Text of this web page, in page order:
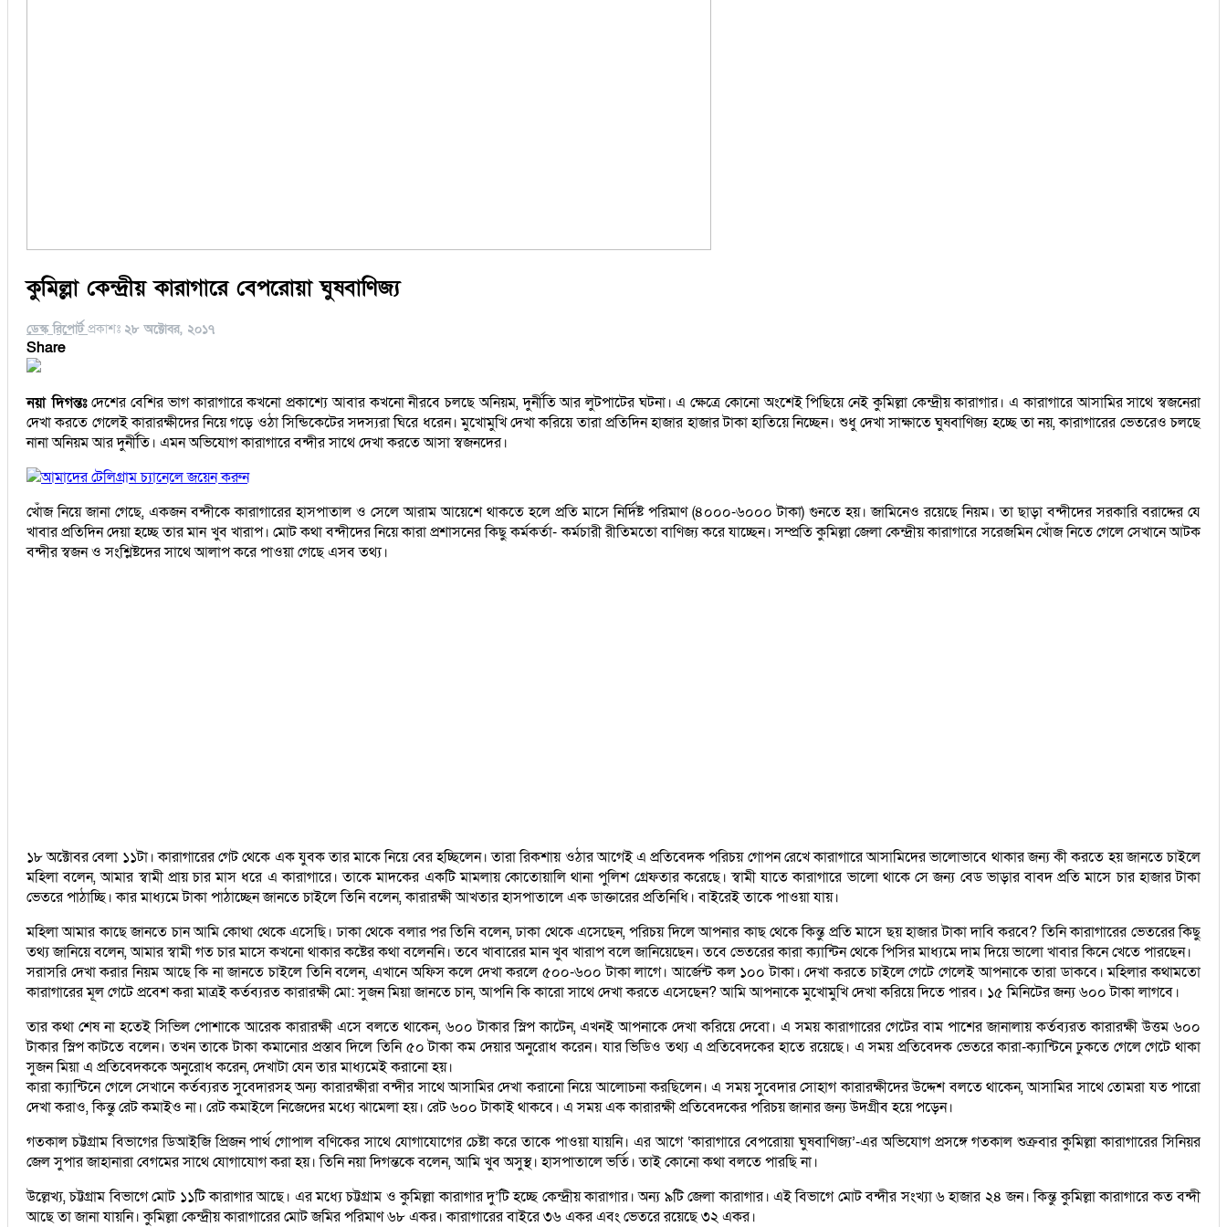
কুমিল্লা কেন্দ্রীয় কারাগারে বেপরোয়া ঘুষবাণিজ্য
ডেস্ক রিপোর্ট প্রকাশঃ ২৮ অক্টোবর, ২০১৭
Share
নয়া দিগন্তঃদেশের বেশির ভাগ কারাগারে কখনো প্রকাশ্যে আবার কখনো নীরবে চলছে অনিয়ম, দুর্নীতি আর লুটপাটের ঘটনা। এ ক্ষেত্রে কোনো অংশেই পিছিয়ে নেই কুমিল্লা কেন্দ্রীয় কারাগার। এ কারাগারে আসামির সাথে স্বজনেরা
দেখা করতে গেলেই কারারক্ষীদের নিয়ে গড়ে ওঠা সিন্ডিকেটের সদস্যরা ঘিরে ধরেন। মুখোমুখি দেখা করিয়ে তারা প্রতিদিন হাজার হাজার টাকা হাতিয়ে নিচ্ছেন। শুধু দেখা সাক্ষাতে ঘুষবাণিজ্য হচ্ছে তা নয়, কারাগারের ভেতরেও চলছে
নানা অনিয়ম আর দুর্নীতি। এমন অভিযোগ কারাগারে বন্দীর সাথে দেখা করতে আসা স্বজনদের।
আমাদের টেলিগ্রাম চ্যানেলে জয়েন করুন
খোঁজ নিয়ে জানা গেছে, একজন বন্দীকে কারাগারের হাসপাতাল ও সেলে আরাম আয়েশে থাকতে হলে প্রতি মাসে নির্দিষ্ট পরিমাণ (৪০০০-৬০০০ টাকা) গুনতে হয়। জামিনেও রয়েছে নিয়ম। তা ছাড়া বন্দীদের সরকারি বরাদ্দের যে
খাবার প্রতিদিন দেয়া হচ্ছে তার মান খুব খারাপ। মোট কথা বন্দীদের নিয়ে কারা প্রশাসনের কিছু কর্মকর্তা- কর্মচারী রীতিমতো বাণিজ্য করে যাচ্ছেন। সম্প্রতি কুমিল্লা জেলা কেন্দ্রীয় কারাগারে সরেজমিন খোঁজ নিতে গেলে সেখানে আটক
বন্দীর স্বজন ও সংশ্লিষ্টদের সাথে আলাপ করে পাওয়া গেছে এসব তথ্য।
১৮ অক্টোবর বেলা ১১টা। কারাগারের গেট থেকে এক যুবক তার মাকে নিয়ে বের হচ্ছিলেন। তারা রিকশায় ওঠার আগেই এ প্রতিবেদক পরিচয় গোপন রেখে কারাগারে আসামিদের ভালোভাবে থাকার জন্য কী করতে হয় জানতে চাইলে
মহিলা বলেন, আমার স্বামী প্রায় চার মাস ধরে এ কারাগারে। তাকে মাদকের একটি মামলায় কোতোয়ালি থানা পুলিশ গ্রেফতার করেছে। স্বামী যাতে কারাগারে ভালো থাকে সে জন্য বেড ভাড়ার বাবদ প্রতি মাসে চার হাজার টাকা
ভেতরে পাঠাচ্ছি। কার মাধ্যমে টাকা পাঠাচ্ছেন জানতে চাইলে তিনি বলেন, কারারক্ষী আখতার হাসপাতালে এক ডাক্তারের প্রতিনিধি। বাইরেই তাকে পাওয়া যায়।
মহিলা আমার কাছে জানতে চান আমি কোথা থেকে এসেছি। ঢাকা থেকে বলার পর তিনি বলেন, ঢাকা থেকে এসেছেন, পরিচয় দিলে আপনার কাছ থেকে কিন্তু প্রতি মাসে ছয় হাজার টাকা দাবি করবে? তিনি কারাগারের ভেতরের কিছু
তথ্য জানিয়ে বলেন, আমার স্বামী গত চার মাসে কখনো থাকার কষ্টের কথা বলেননি। তবে খাবারের মান খুব খারাপ বলে জানিয়েছেন। তবে ভেতরের কারা ক্যান্টিন থেকে পিসির মাধ্যমে দাম দিয়ে ভালো খাবার কিনে খেতে পারছেন।
সরাসরি দেখা করার নিয়ম আছে কি না জানতে চাইলে তিনি বলেন, এখানে অফিস কলে দেখা করলে ৫০০-৬০০ টাকা লাগে। আর্জেন্ট কল ১০০ টাকা। দেখা করতে চাইলে গেটে গেলেই আপনাকে তারা ডাকবে। মহিলার কথামতো
কারাগারের মূল গেটে প্রবেশ করা মাত্রই কর্তব্যরত কারারক্ষী মো: সুজন মিয়া জানতে চান, আপনি কি কারো সাথে দেখা করতে এসেছেন? আমি আপনাকে মুখোমুখি দেখা করিয়ে দিতে পারব। ১৫ মিনিটের জন্য ৬০০ টাকা লাগবে।
তার কথা শেষ না হতেই সিভিল পোশাকে আরেক কারারক্ষী এসে বলতে থাকেন, ৬০০ টাকার স্লিপ কাটেন, এখনই আপনাকে দেখা করিয়ে দেবো। এ সময় কারাগারের গেটের বাম পাশের জানালায় কর্তব্যরত কারারক্ষী উত্তম ৬০০
টাকার স্লিপ কাটতে বলেন। তখন তাকে টাকা কমানোর প্রস্তাব দিলে তিনি ৫০ টাকা কম দেয়ার অনুরোধ করেন। যার ভিডিও তথ্য এ প্রতিবেদকের হাতে রয়েছে। এ সময় প্রতিবেদক ভেতরে কারা-ক্যান্টিনে ঢুকতে গেলে গেটে থাকা
সুজন মিয়া এ প্রতিবেদককে অনুরোধ করেন, দেখাটা যেন তার মাধ্যমেই করানো হয়।
কারা ক্যান্টিনে গেলে সেখানে কর্তব্যরত সুবেদারসহ অন্য কারারক্ষীরা বন্দীর সাথে আসামির দেখা করানো নিয়ে আলোচনা করছিলেন। এ সময় সুবেদার সোহাগ কারারক্ষীদের উদ্দেশ বলতে থাকেন, আসামির সাথে তোমরা যত পারো
দেখা করাও, কিন্তু রেট কমাইও না। রেট কমাইলে নিজেদের মধ্যে ঝামেলা হয়। রেট ৬০০ টাকাই থাকবে। এ সময় এক কারারক্ষী প্রতিবেদকের পরিচয় জানার জন্য উদগ্রীব হয়ে পড়েন।
গতকাল চট্টগ্রাম বিভাগের ডিআইজি প্রিজন পার্থ গোপাল বণিকের সাথে যোগাযোগের চেষ্টা করে তাকে পাওয়া যায়নি। এর আগে ‘কারাগারে বেপরোয়া ঘুষবাণিজ্য’-এর অভিযোগ প্রসঙ্গে গতকাল শুক্রবার কুমিল্লা কারাগারের সিনিয়র
জেল সুপার জাহানারা বেগমের সাথে যোগাযোগ করা হয়। তিনি নয়া দিগন্তকে বলেন, আমি খুব অসুস্থ। হাসপাতালে ভর্তি। তাই কোনো কথা বলতে পারছি না।
উল্লেখ্য, চট্টগ্রাম বিভাগে মোট ১১টি কারাগার আছে। এর মধ্যে চট্টগ্রাম ও কুমিল্লা কারাগার দু’টি হচ্ছে কেন্দ্রীয় কারাগার। অন্য ৯টি জেলা কারাগার। এই বিভাগে মোট বন্দীর সংখ্যা ৬ হাজার ২৪ জন। কিন্তু কুমিল্লা কারাগারে কত বন্দী
আছে তা জানা যায়নি। কুমিল্লা কেন্দ্রীয় কারাগারের মোট জমির পরিমাণ ৬৮ একর। কারাগারের বাইরে ৩৬ একর এবং ভেতরে রয়েছে ৩২ একর।